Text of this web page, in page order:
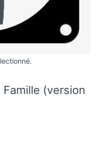
(version